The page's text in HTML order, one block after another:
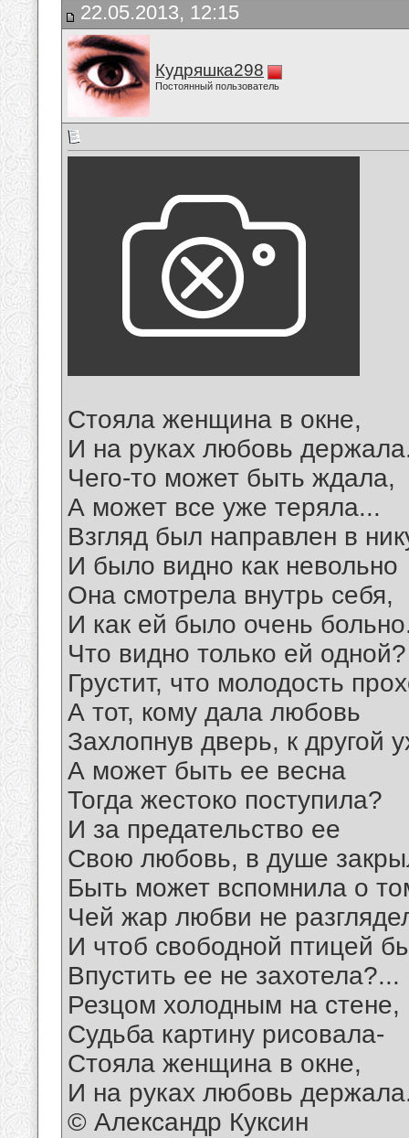
22.05.2013, 12:15
Кудряшка298
Постоянный пользователь
Стояла женщина в окне,
И на руках любовь
Чего-то может быть ждала,
А может все уже теряла...
Взгляд был направлен в
И было видно как невольно
Она смотрела внутрь себя,
И как ей было очень
Что видно только ей одной?
Грустит, что молодость
А тот, кому дала любовь
Захлопнув дверь, к другой
А может быть ее весна
Тогда жестоко поступила?
И за предательство ее
Свою любовь, в душе
Быть может вспомнила о
Чей жар любви не
И чтоб свободной птицей
Впустить ее не захотела?...
Резцом холодным на стене,
Судьба картину рисовала-
Стояла женщина в окне,
И на руках любовь
© Александр Куксин